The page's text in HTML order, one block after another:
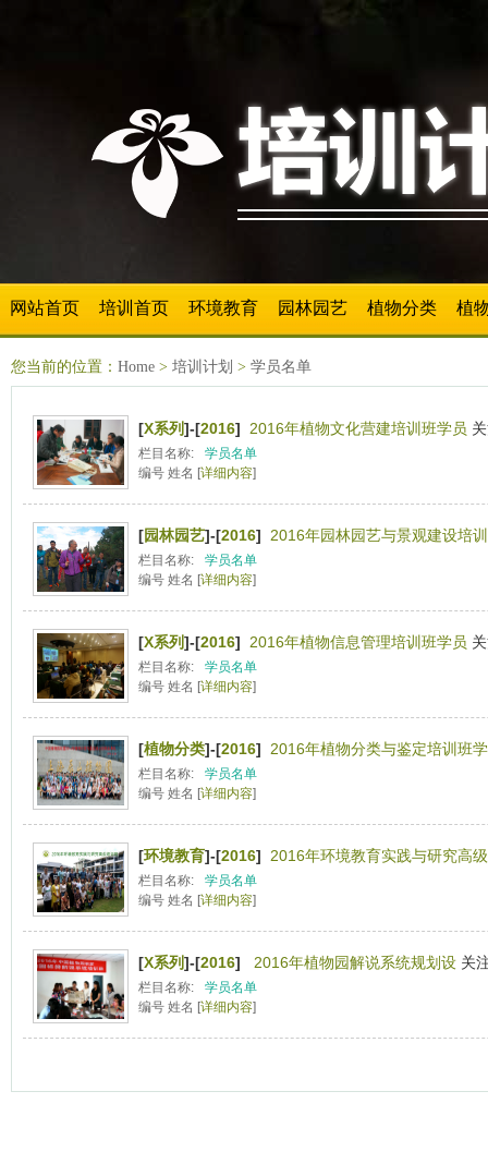
网站首页 培训首页 环境教育 园林园艺 植物分类 植
您当前的位置： Home > 培训计划 > 学员名单
[X系列]-[2016] 2016年植物文化营建培训班学员
栏目名称:
学员名单
编号 姓名 [详细内容]
[园林园艺]-[2016] 2016年园林园艺与景观建设培训
栏目名称:
学员名单
编号 姓名 [详细内容]
[X系列]-[2016] 2016年植物信息管理培训班学员
栏目名称:
学员名单
编号 姓名 [详细内容]
[植物分类]-[2016] 2016年植物分类与鉴定培训班学
栏目名称:
学员名单
编号 姓名 [详细内容]
[环境教育]-[2016] 2016年环境教育实践与研究高级
栏目名称:
学员名单
编号 姓名 [详细内容]
[X系列]-[2016] 2016年植物园解说系统规划设 关
栏目名称:
学员名单
编号 姓名 [详细内容]